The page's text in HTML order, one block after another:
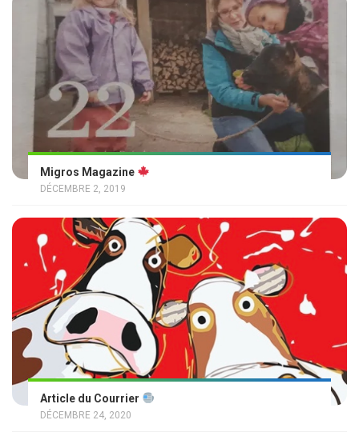
Migros Magazine
DÉCEMBRE 2, 2019
Article du Courrier
DÉCEMBRE 24, 2020